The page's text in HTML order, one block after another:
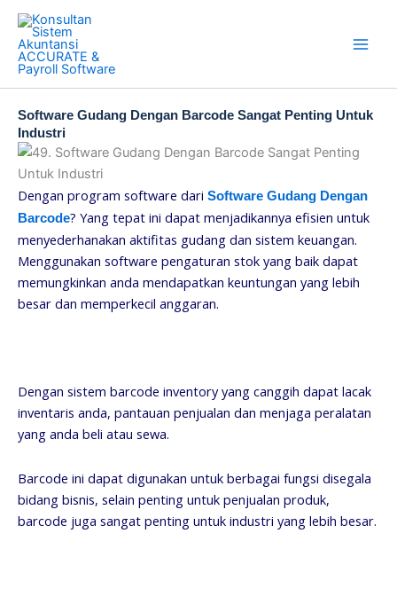
Skip
content
Software Gudang Dengan Barcode Sangat Penting Untuk
Industri
Dengan program software dari Software Gudang Dengan
Barcode? Yang tepat ini dapat menjadikannya efisien untuk
menyederhanakan aktifitas gudang dan sistem keuangan.
Menggunakan software pengaturan stok yang baik dapat
memungkinkan anda mendapatkan keuntungan yang lebih
besar dan memperkecil anggaran.
Dengan sistem barcode inventory yang canggih dapat lacak
inventaris anda, pantauan penjualan dan menjaga peralatan
yang anda beli atau sewa.
Barcode ini dapat digunakan untuk berbagai fungsi disegala
bidang bisnis, selain penting untuk penjualan produk,
barcode juga sangat penting untuk industri yang lebih besar.